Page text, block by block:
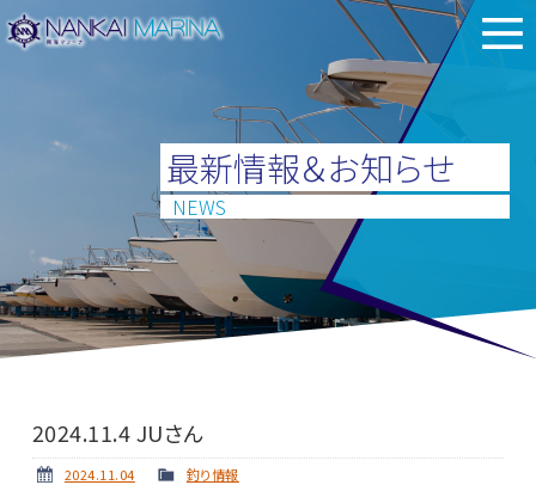
最新情報＆お知らせ
NEWS
2024.11.4 JUさん
2024.11.04 釣り情報